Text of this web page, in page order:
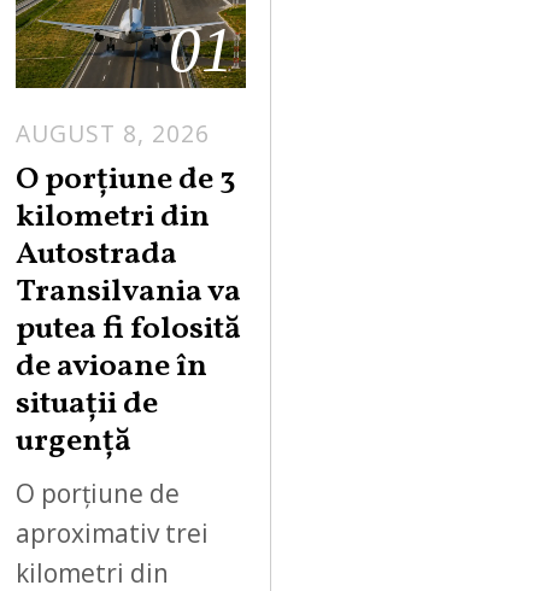
01
AUGUST 8, 2026
U
G
T
8
O porțiune de 3
kilometri din
Autostrada
Transilvania va
putea fi folosită
de avioane în
situații de
urgență
O porțiune de
aproximativ trei
kilometri din